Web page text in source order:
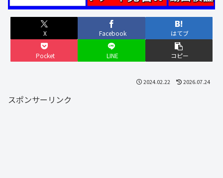
X Facebook はてブ
Pocket LINE コピー
2024.02.22 2026.07.24
スポンサーリンク